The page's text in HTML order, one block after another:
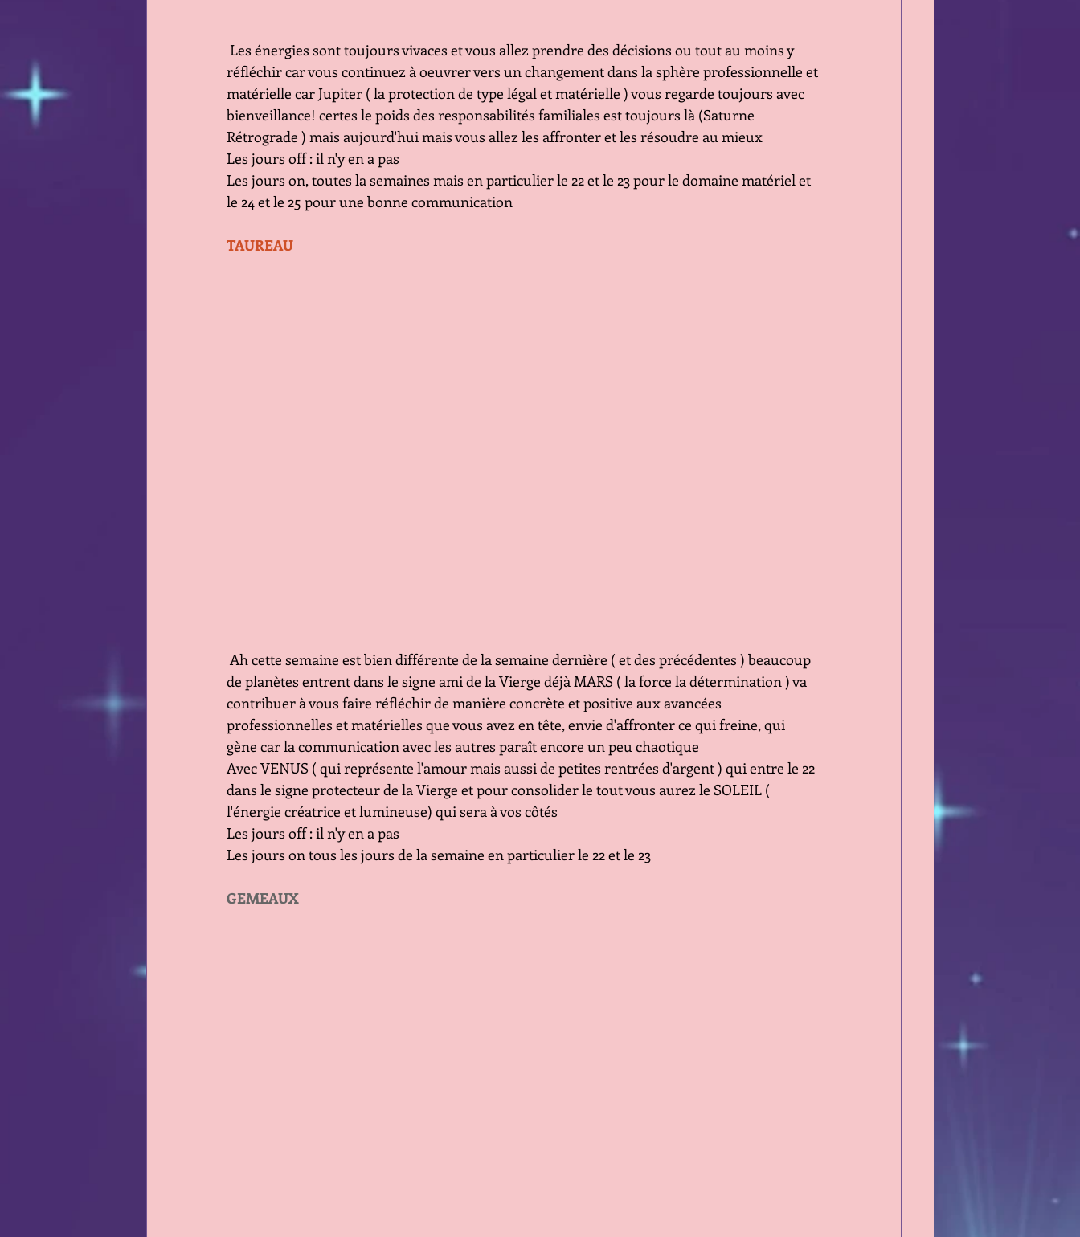
réfléchir car vous continuez à oeuvrer vers un changement dans la sphère professionnelle et
matérielle car Jupiter ( la protection de type légal et matérielle ) vous regarde toujours avec
bienveillance! certes le poids des responsabilités familiales est toujours là (Saturne
Rétrograde ) mais aujourd'hui mais vous allez les affronter et les résoudre au mieux
Les jours off : il n'y en a pas
Les jours on, toutes la semaines mais en particulier le 22 et le 23 pour le domaine matériel et
le 24 et le 25 pour une bonne communication
TAUREAU
de planètes entrent dans le signe ami de la Vierge déjà MARS ( la force la détermination ) va
contribuer à vous faire réfléchir de manière concrète et positive aux avancées
professionnelles et matérielles que vous avez en tête, envie d'affronter ce qui freine, qui
gène car la communication avec les autres paraît encore un peu chaotique
Avec VENUS ( qui représente l'amour mais aussi de petites rentrées d'argent ) qui entre le 22
dans le signe protecteur de la Vierge et pour consolider le tout vous aurez le SOLEIL (
l'énergie créatrice et lumineuse) qui sera à vos côtés
Les jours off : il n'y en a pas
Les jours on tous les jours de la semaine en particulier le 22 et le 23
GEMEAUX